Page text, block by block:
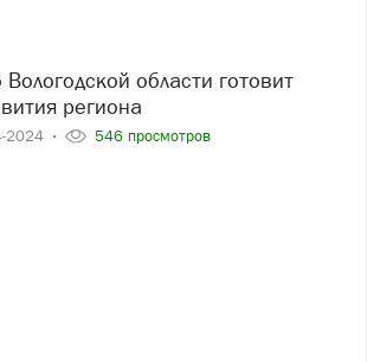
региона
2024 546 просмотров